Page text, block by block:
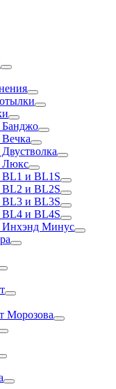
Банджо
Люкс
BL1 и BL1S
BL2 и BL2S
BL3 и BL3S
BL4 и BL4S
Инхэнд Минус
Морозова